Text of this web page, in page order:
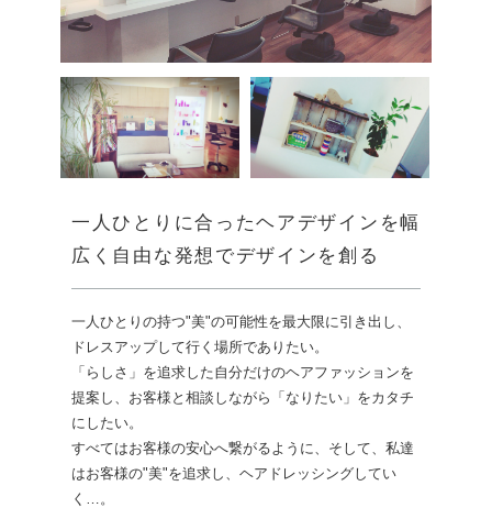
一人ひとりに合ったヘアデザインを幅
広く自由な発想でデザインを創る
一人ひとりの持つ"美"の可能性を最大限に引き出し、
ドレスアップして行く場所でありたい。
「らしさ」を追求した自分だけのヘアファッションを
提案し、お客様と相談しながら「なりたい」をカタチ
にしたい。
すべてはお客様の安心へ繋がるように、そして、私達
はお客様の"美"を追求し、ヘアドレッシングしてい
く…。